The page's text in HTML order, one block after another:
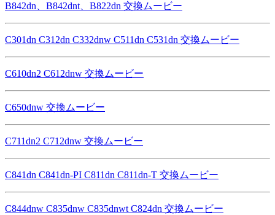
B842dn、B842dnt、B822dn 交換ムービー
C301dn C312dn C332dnw C511dn C531dn 交換ムービー
C610dn2 C612dnw 交換ムービー
C650dnw 交換ムービー
C711dn2 C712dnw 交換ムービー
C841dn C841dn-PI C811dn C811dn-T 交換ムービー
C844dnw C835dnw C835dnwt C824dn 交換ムービー